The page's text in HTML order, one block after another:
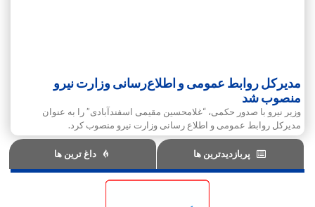
مدیرکل روابط عمومی و اطلاع‌رسانی وزارت نیرو
منصوب شد
وزیر نیرو با صدور حکمی، “غلامحسین مقیمی اسفندآبادی” را به عنوان
مدیرکل روابط عمومی و اطلاع رسانی وزارت نیرو منصوب کرد.
پربازدیدترین ها داغ ترین ها